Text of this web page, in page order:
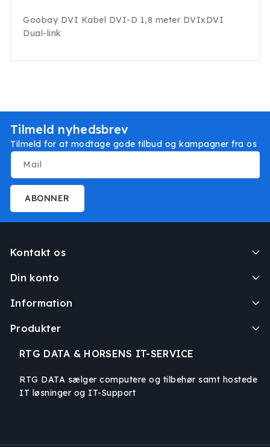
Goobay DVI Kabel DVI-D 1,8 meter DVIxDVI
Dual-link
Tilmeld nyhedsbrev
Tilmeld for at modtage gode tilbud og kampagner fra os
Mail
ABONNER
Kontakt os
Din konto
Information
Produkter
RTG DATA & HORSENS IT-SERVICE
RTG DATA sælger computere og tilbehør samt hostede
IT løsninger og IT-Support